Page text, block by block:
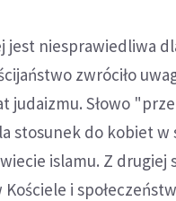
niesprawiedliwa
zwróciło
judaizmu. Słowo
stosunek do kobiet w
islamu. Z
i